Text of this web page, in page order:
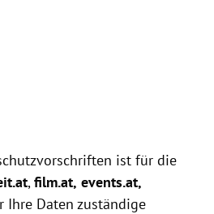
ist für die
, film.at, events.at,
Ihre Daten zuständige